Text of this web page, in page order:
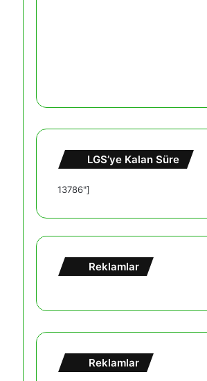
LGS’ye Kalan Süre
13786"]
Reklamlar
Reklamlar